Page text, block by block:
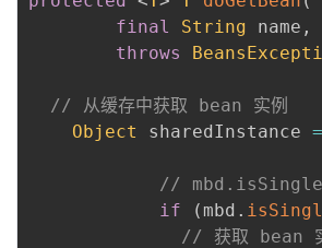
final
String name ,
throws
// 从缓存中获取 bean 实例
Object
sharedInstance =
//
if
( mbd .
// 获取 bean